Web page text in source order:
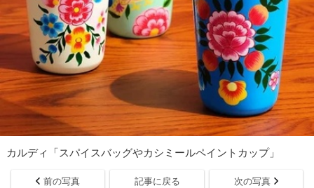
カルディ「スパイスバッグやカシミールペイントカップ」
前の写真 記事に戻る 次の写真